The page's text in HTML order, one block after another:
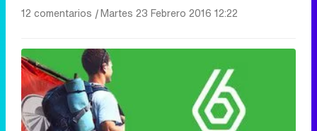
12 comentarios |Martes 23 Febrero 2016 12:22